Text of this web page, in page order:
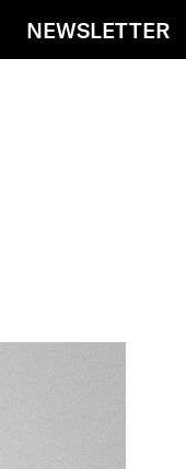
SucheNEWSLETTER